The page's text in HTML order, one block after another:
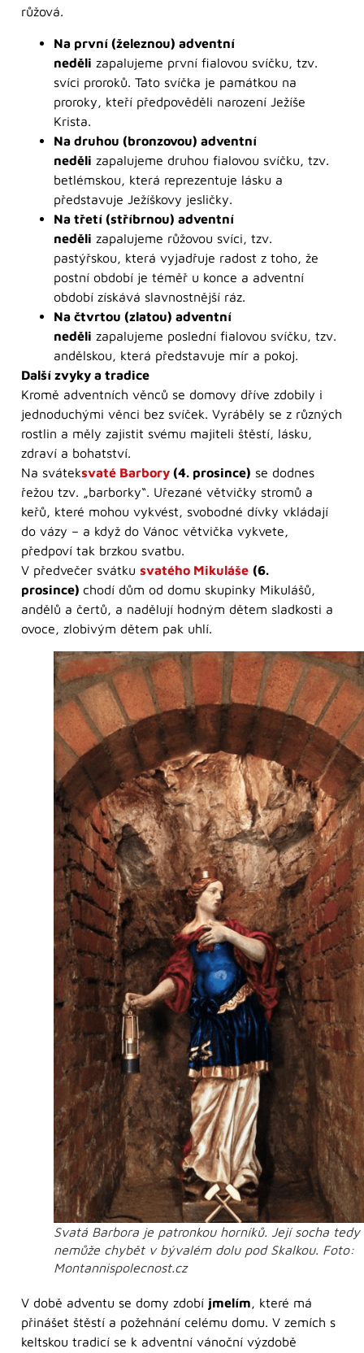
růžová.
Na první (železnou) adventní
neděli zapalujeme první fialovou svíčku, tzv.
svíci proroků. Tato svíčka je památkou na
proroky, kteří předpověděli narození Ježíše
Krista.
Na druhou (bronzovou) adventní
neděli zapalujeme druhou fialovou svíčku, tzv.
betlémskou, která reprezentuje lásku a
představuje Ježíškovy jesličky.
Na třetí (stříbrnou) adventní
neděli zapalujeme růžovou svíci, tzv.
pastýřskou, která vyjadřuje radost z toho, že
postní období je téměř u konce a adventní
období získává slavnostnější ráz.
Na čtvrtou (zlatou) adventní
neděli zapalujeme poslední fialovou svíčku, tzv.
andělskou, která představuje mír a pokoj.
Další zvyky a tradice
Kromě adventních věnců se domovy dříve zdobily i
jednoduchými věnci bez svíček. Vyráběly se z různých
rostlin a měly zajistit svému majiteli štěstí, lásku,
zdraví a bohatství.
Na sváteksvaté Barbory (4. prosince) se dodnes
řežou tzv. „barborky“. Uřezané větvičky stromů a
keřů, které mohou vykvést, svobodné dívky vkládají
do vázy – a když do Vánoc větvička vykvete,
předpoví tak brzkou svatbu.
V předvečer svátku svatého Mikuláše (6.
prosince) chodí dům od domu skupinky Mikulášů,
andělů a čertů, a nadělují hodným dětem sladkosti a
ovoce, zlobivým dětem pak uhlí.
Svatá Barbora je patronkou horníků. Její socha tedy
nemůže chybět v bývalém dolu pod Skalkou. Foto:
Montannispolecnost.cz
V době adventu se domy zdobí jmelím, které má
přinášet štěstí a požehnání celému domu. V zemích s
keltskou tradicí se k adventní vánoční výzdobě